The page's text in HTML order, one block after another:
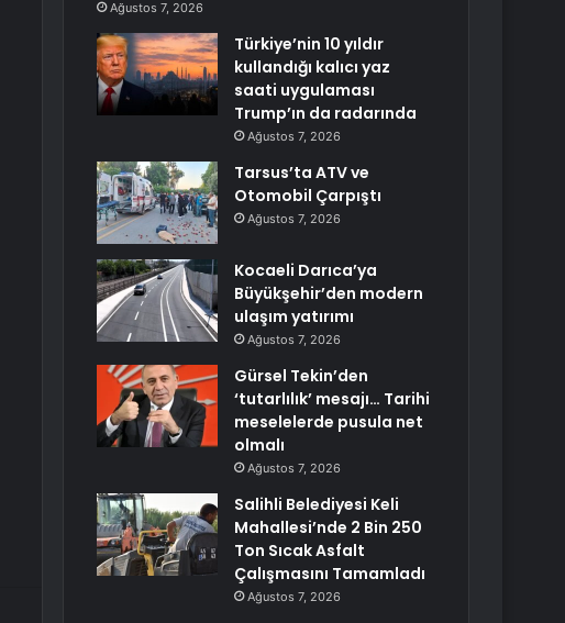
Ağustos 7, 2026
Türkiye’nin 10 yıldır
kullandığı kalıcı yaz
saati uygulaması
Trump’ın da radarında
Ağustos 7, 2026
Tarsus’ta ATV ve
Otomobil Çarpıştı
Ağustos 7, 2026
Kocaeli Darıca’ya
Büyükşehir’den modern
ulaşım yatırımı
Ağustos 7, 2026
Gürsel Tekin’den
‘tutarlılık’ mesajı… Tarihi
meselelerde pusula net
olmalı
Ağustos 7, 2026
Salihli Belediyesi Keli
Mahallesi’nde 2 Bin 250
Ton Sıcak Asfalt
Çalışmasını Tamamladı
Ağustos 7, 2026